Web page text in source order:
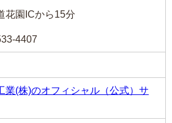
花園ICから15分
4407
業(株)のオフィシャル（公式）サ